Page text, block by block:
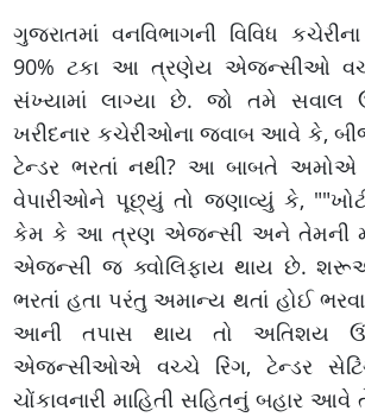
ગુજરાતમાં વનવિભાગની વિવિધ
90% ટકા આ ત્રણેય એજન્સીઓ
સંખ્યામાં લાગ્યા છે. જો તમે સવાલ
ખરીદનાર કચેરીઓના જવાબ આવે કે,
ટેન્ડર ભરતાં નથી? આ બાબતે અમોએ
વેપારીઓને પૂછ્યું તો જણાવ્યું કે,
કેમ કે આ ત્રણ એજન્સી અને તેમની
એજન્સી જ ક્વોલિફાય થાય છે.
ભરતાં હતા પરંતુ અમાન્ય થતાં હોઈ
આની તપાસ થાય તો અતિશય
એજન્સીઓએ વચ્ચે રિંગ, ટેન્ડર
ચોંકાવનારી માહિતી સહિતનું બહાર